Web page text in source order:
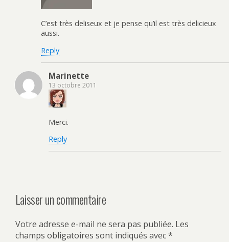
C’est très deliseux et je pense qu’il est très delicieux
aussi.
Reply
Marinette
13 octobre 2011
Merci.
Reply
Laisser un commentaire
Votre adresse e-mail ne sera pas publiée. Les
champs obligatoires sont indiqués avec*